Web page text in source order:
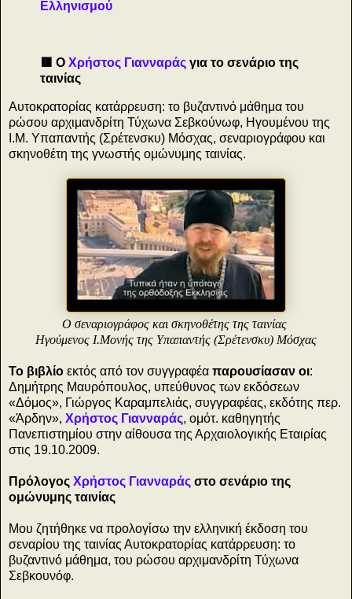
Ελληνισμού
🟥 Ο Χρήστος Γιανναράς για το σενάριο της
ταινίας
Αυτοκρατορίας κατάρρευση: το βυζαντινό μάθημα του
ρώσου αρχιμανδρίτη Τύχωνα Σεβκούνωφ, Ηγουμένου της
Ι.Μ. Υπαπαντής (Σρέτενσκυ) Μόσχας, σεναριογράφου και
σκηνοθέτη της γνωστής ομώνυμης ταινίας.
Ο σεναριογράφος και σκηνοθέτης της ταινίας
Ηγούμενος Ι.Μονής της Υπαπαντής (Σρέτενσκυ) Μόσχας
Το βιβλίο εκτός από τον συγγραφέα παρουσίασαν οι:
Δημήτρης Μαυρόπουλος, υπεύθυνος των εκδόσεων
«Δόμος», Γιώργος Καραμπελιάς, συγγραφέας, εκδότης περ.
«Άρδην», Χρήστος Γιανναράς, ομότ. καθηγητής
Πανεπιστημίου στην αίθουσα της Αρχαιολογικής Εταιρίας
στις 19.10.2009.
Πρόλογος Χρήστος Γιανναράς στο σενάριο της
ομώνυμης ταινίας
Μου ζητήθηκε να προλογίσω την ελληνική έκδοση του
σεναρίου της ταινίας Αυτοκρατορίας κατάρρευση: το
βυζαντινό μάθημα, του ρώσου αρχιμανδρίτη Τύχωνα
Σεβκουνόφ.